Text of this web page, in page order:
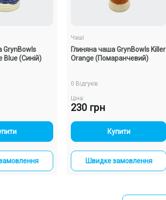
GrynBowls
Blue (Синій)
+
Чаші
Глиняна чаша GrynBowls Killer
Orange (Помаранчевий)
0 Відгуків
Ціна:
230 грн
- +
Купити
Швидке замовлення